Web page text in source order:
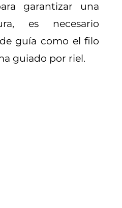
garantizar una
es necesario
guía como el filo
guiado por riel.